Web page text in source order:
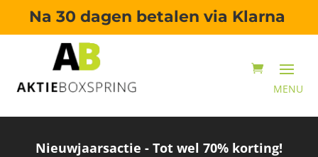
Na 30 dagen betalen via Klarna
Nieuwjaarsactie - Tot wel 70% korting!